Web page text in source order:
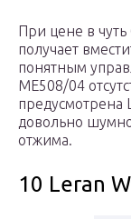
При цене в
получает
понятным
ME508/04
предусмотрена
довольно
отжима.
10 Leran